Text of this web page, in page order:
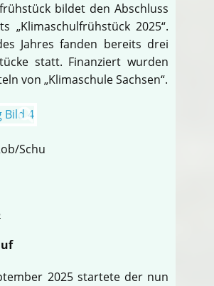
bildet den Abschluss
„Klimaschulfrühstück 2025“.
Jahres fanden bereits drei
statt. Finanziert wurden
von „Klimaschule Sachsen“.
Schu
2025 startete der nun